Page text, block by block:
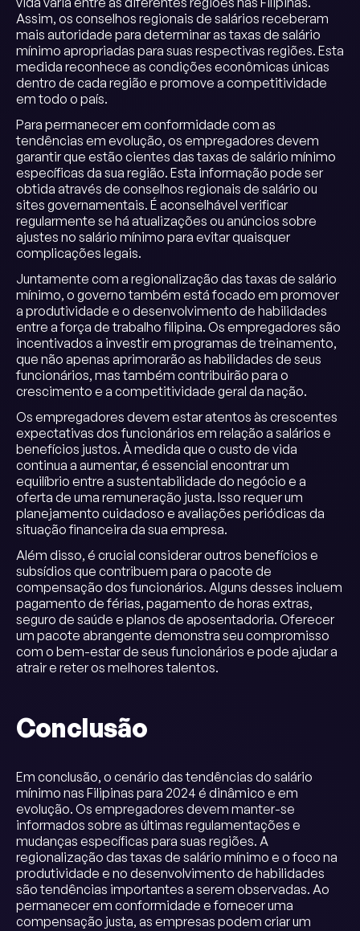
Assim, os conselhos regionais de salários receberam
mais autoridade para determinar as taxas de salário
mínimo apropriadas para suas respectivas regiões. Esta
medida reconhece as condições econômicas únicas
dentro de cada região e promove a competitividade
em todo o país.
Para permanecer em conformidade com as
tendências em evolução, os empregadores devem
garantir que estão cientes das taxas de salário mínimo
específicas da sua região. Esta informação pode ser
obtida através de conselhos regionais de salário ou
sites governamentais. É aconselhável verificar
regularmente se há atualizações ou anúncios sobre
ajustes no salário mínimo para evitar quaisquer
complicações legais.
Juntamente com a regionalização das taxas de salário
mínimo, o governo também está focado em promover
a produtividade e o desenvolvimento de habilidades
entre a força de trabalho filipina. Os empregadores são
incentivados a investir em programas de treinamento,
que não apenas aprimorarão as habilidades de seus
funcionários, mas também contribuirão para o
crescimento e a competitividade geral da nação.
Os empregadores devem estar atentos às crescentes
expectativas dos funcionários em relação a salários e
benefícios justos. À medida que o custo de vida
continua a aumentar, é essencial encontrar um
equilíbrio entre a sustentabilidade do negócio e a
oferta de uma remuneração justa. Isso requer um
planejamento cuidadoso e avaliações periódicas da
situação financeira da sua empresa.
Além disso, é crucial considerar outros benefícios e
subsídios que contribuem para o pacote de
compensação dos funcionários. Alguns desses incluem
pagamento de férias, pagamento de horas extras,
seguro de saúde e planos de aposentadoria. Oferecer
um pacote abrangente demonstra seu compromisso
com o bem-estar de seus funcionários e pode ajudar a
atrair e reter os melhores talentos.
Conclusão
Em conclusão, o cenário das tendências do salário
mínimo nas Filipinas para 2024 é dinâmico e em
evolução. Os empregadores devem manter-se
informados sobre as últimas regulamentações e
mudanças específicas para suas regiões. A
regionalização das taxas de salário mínimo e o foco na
produtividade e no desenvolvimento de habilidades
são tendências importantes a serem observadas. Ao
permanecer em conformidade e fornecer uma
compensação justa, as empresas podem criar um